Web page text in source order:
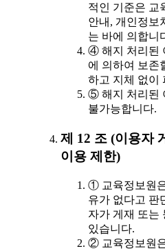
적인 기준은 교
안내, 개인정보
는 바에 의합니
④ 해지 처리된
에 의하여 보존
하고 지체 없이
⑤ 해지 처리된
불가능합니다.
제 12 조 (이용자
이용 제한)
① 교육정보원
유가 없다고 판
자가 게재 또는
있습니다.
② 교육정보원